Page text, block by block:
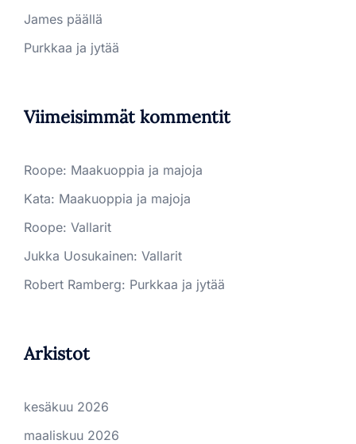
James päällä
Purkkaa ja jytää
Viimeisimmät kommentit
Roope: Maakuoppia ja majoja
Kata: Maakuoppia ja majoja
Roope: Vallarit
Jukka Uosukainen: Vallarit
Robert Ramberg: Purkkaa ja jytää
Arkistot
kesäkuu 2026
maaliskuu 2026